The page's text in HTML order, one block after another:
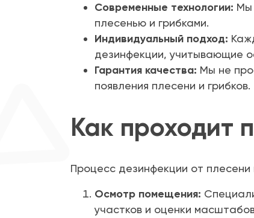
Современные технологии: Мы
плесенью и грибками.
Индивидуальный подход:
дезинфекции, учитывающие
Гарантия качества: Мы не
появления плесени и грибков.
Как проходит
Процесс дезинфекции от плесени
Осмотр помещения:
участков и оценки